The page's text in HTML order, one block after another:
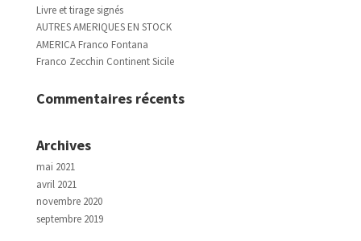
Livre et tirage signés
AUTRES AMERIQUES EN STOCK
AMERICA Franco Fontana
Franco Zecchin Continent Sicile
Commentaires récents
Archives
mai 2021
avril 2021
novembre 2020
septembre 2019